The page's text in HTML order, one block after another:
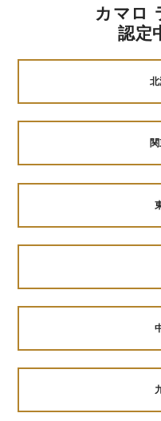
カマロ
認定